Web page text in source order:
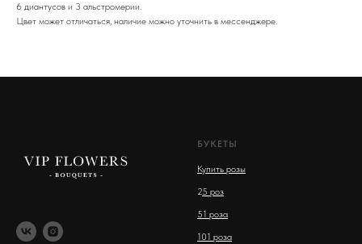
6 диантусов и 3 альстромерии.
Цвет может отличаться, наличие можно уточнить в мессенджере.
БУКЕТЫ
Купить розы
25 роз
51 роза
101 роза